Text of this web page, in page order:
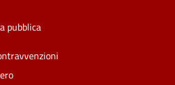
pubblica